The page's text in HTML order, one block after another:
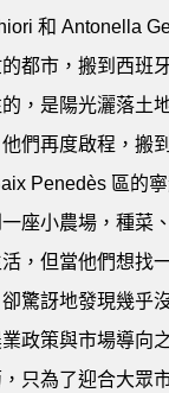
和 Antonella
都市，搬到西班
，是陽光灑落土
們再度啟程，搬
Penedès 區的
座小農場，種菜
，但當他們想找
驚訝地發現幾乎
政策與市場導向
只為了迎合大眾